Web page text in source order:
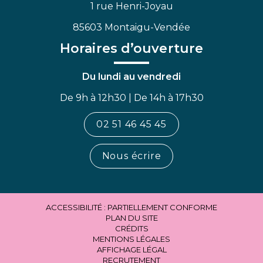
1 rue Henri-Joyau
85603 Montaigu-Vendée
Horaires d’ouverture
Du lundi au vendredi
De 9h à 12h30 | De 14h à 17h30
02 51 46 45 45
Nous écrire
ACCESSIBILITÉ : PARTIELLEMENT CONFORME
PLAN DU SITE
CRÉDITS
MENTIONS LÉGALES
AFFICHAGE LÉGAL
RECRUTEMENT